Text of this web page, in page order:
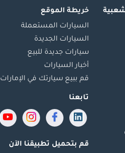
خريطة الموقع
السيارات المستعملة
السيارات الجديدة
سيارات جديدة للبيع
أخبار السيارات
قم ببيع سيارتك في الإمارات
تابعنا
قم بتحميل تطبيقنا الآن